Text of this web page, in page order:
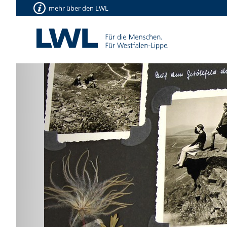
mehr über den LWL
Vorherige